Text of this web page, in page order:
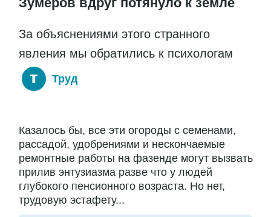
За объяснениями этого странного
явления мы обратились к психологам
Труд
Казалось бы, все эти огороды с семенами,
рассадой, удобрениями и нескончаемые
ремонтные работы на фазенде могут вызвать
прилив энтузиазма разве что у людей
глубокого пенсионного возраста. Но нет,
трудовую эстафету...